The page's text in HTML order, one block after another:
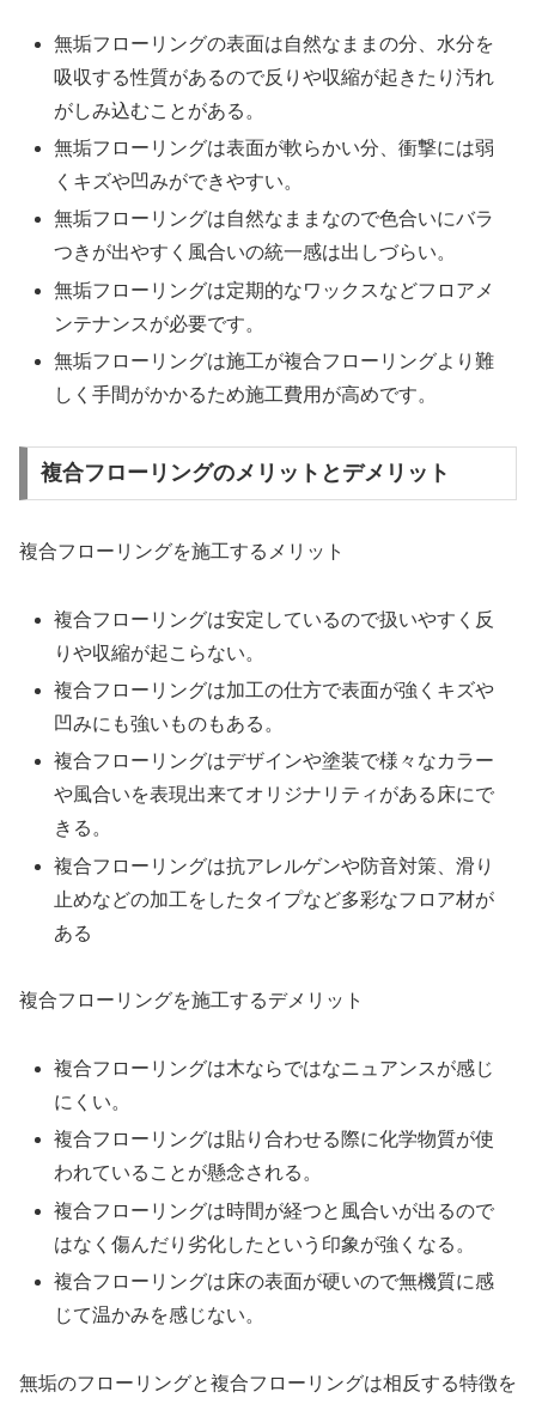
無垢フローリングの表面は自然なままの分、水分を
吸収する性質があるので反りや収縮が起きたり汚れ
がしみ込むことがある。
無垢フローリングは表面が軟らかい分、衝撃には弱
くキズや凹みができやすい。
無垢フローリングは自然なままなので色合いにバラ
つきが出やすく風合いの統一感は出しづらい。
無垢フローリングは定期的なワックスなどフロアメ
ンテナンスが必要です。
無垢フローリングは施工が複合フローリングより難
しく手間がかかるため施工費用が高めです。
複合フローリングのメリットとデメリット
複合フローリングを施工するメリット
複合フローリングは安定しているので扱いやすく反
りや収縮が起こらない。
複合フローリングは加工の仕方で表面が強くキズや
凹みにも強いものもある。
複合フローリングはデザインや塗装で様々なカラー
や風合いを表現出来てオリジナリティがある床にで
きる。
複合フローリングは抗アレルゲンや防音対策、滑り
止めなどの加工をしたタイプなど多彩なフロア材が
ある
複合フローリングを施工するデメリット
複合フローリングは木ならではなニュアンスが感じ
にくい。
複合フローリングは貼り合わせる際に化学物質が使
われていることが懸念される。
複合フローリングは時間が経つと風合いが出るので
はなく傷んだり劣化したという印象が強くなる。
複合フローリングは床の表面が硬いので無機質に感
じて温かみを感じない。
無垢のフローリングと複合フローリングは相反する特徴を